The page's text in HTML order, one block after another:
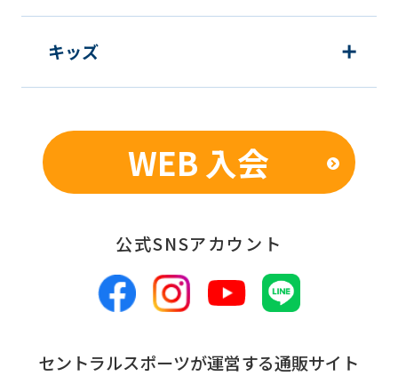
キッズ
WEB 入会
公式SNSアカウント
セントラルスポーツが運営する通販サイト